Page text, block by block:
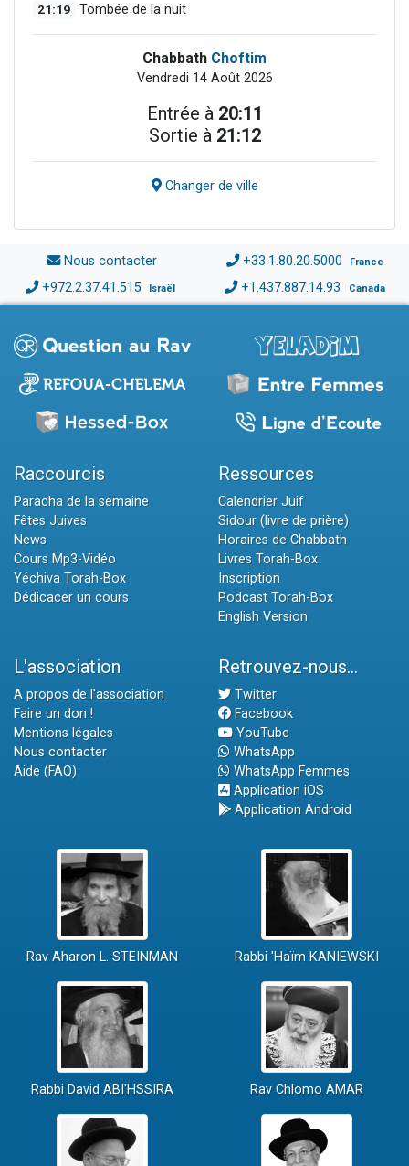
21:19 Tombée de la nuit
Chabbath Choftim
Vendredi 14 Août 2026
Entrée à 20:11
Sortie à 21:12
Changer de ville
Nous contacter +33.1.80.20.5000 France
+972.2.37.41.515 Israël +1.437.887.14.93 Canada
Raccourcis
Paracha de la semaine
Fêtes Juives
News
Cours Mp3-Vidéo
Yéchiva Torah-Box
Dédicacer un cours
Ressources
Calendrier Juif
Sidour (livre de prière)
Horaires de Chabbath
Livres Torah-Box
Inscription
Podcast Torah-Box
English Version
L'association
A propos de l'association
Faire un don !
Mentions légales
Nous contacter
Aide (FAQ)
Retrouvez-nous...
Twitter
Facebook
YouTube
WhatsApp
WhatsApp Femmes
Application iOS
Application Android
Rav Aharon L. STEINMAN Rabbi 'Haïm KANIEWSKI
Rabbi David ABI'HSSIRA Rav Chlomo AMAR